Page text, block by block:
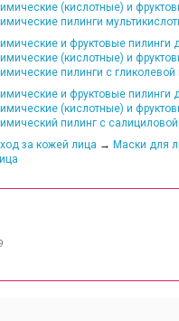
(кислотные) и
пилинги
и фруктовые пилинги
(кислотные) и
пилинги с гликолевой
и фруктовые пилинги
(кислотные) и
пилинг с салициловой
за кожей лица → Маски для